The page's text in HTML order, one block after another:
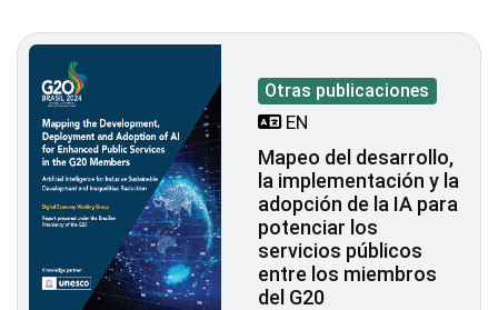
Otras publicaciones
EN
Mapeo del desarrollo,
la implementación y la
adopción de la IA para
potenciar los
servicios públicos
entre los miembros
del G20